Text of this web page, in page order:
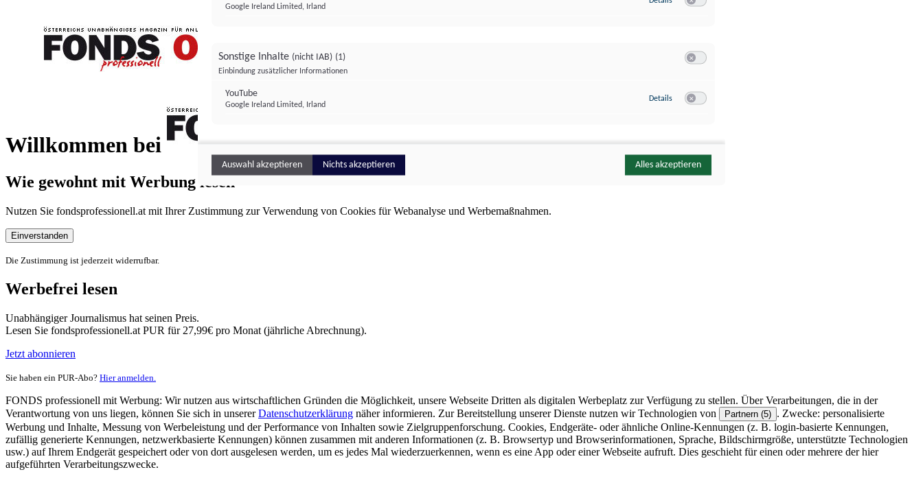
Willkommen bei
FONDS professionell
Wie gewohnt mit Werbung lesen
Nutzen Sie fondsprofessionell.at mit Ihrer Zustimmung zur Verwendung von Cookies für Webanalyse und Werbemaßnahmen.
Einverstanden
Die Zustimmung ist jederzeit widerrufbar.
Werbefrei lesen
Unabhängiger Journalismus hat seinen Preis.
Lesen Sie fondsprofessionell.at PUR für 27,99€ pro Monat (jährliche Abrechnung).
Jetzt abonnieren
Sie haben ein PUR-Abo? Hier anmelden.
FONDS professionell mit Werbung: Wir nutzen aus wirtschaftlichen Gründen die Möglichkeit, unsere Webseite Dritten als digitalen Werbeplatz zur Verfügung zu stellen. Über Verarbeitungen, die in der
Verantwortung von uns liegen, können Sie sich in unsererDatenschutzerklärung näher informieren. Zur Bereitstellung unserer Dienste nutzen wir Technologien von Partnern (5) . Zwecke: personalisierte
Werbung und Inhalte, Messung von Werbeleistung und der Performance von Inhalten sowie Zielgruppenforschung. Cookies, Endgeräte- oder ähnliche Online-Kennungen (z. B. login-basierte Kennungen,
zufällig generierte Kennungen, netzwerkbasierte Kennungen) können zusammen mit anderen Informationen (z. B. Browsertyp und Browserinformationen, Sprache, Bildschirmgröße, unterstützte Technologien
usw.) auf Ihrem Endgerät gespeichert oder von dort ausgelesen werden, um es jedes Mal wiederzuerkennen, wenn es eine App oder einer Webseite aufruft. Dies geschieht für einen oder mehrere der hier
aufgeführten Verarbeitungszwecke.
Google Ireland Limited, Irland
Sonstige Inhalte (nicht IAB) (1)
Einbindung zusätzlicher Informationen
YouTube
Google Ireland Limited, Irland
Details zu YouTube
Auswahl akzeptieren Nichts akzeptieren Alles akzeptieren